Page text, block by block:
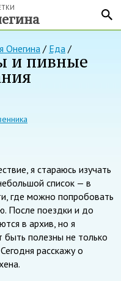
Онегина/ Еда /
и пивные
я стараюсь изучать
список — в
где можно попробовать
После поездки и до
в архив, но я
полезны не только
расскажу о